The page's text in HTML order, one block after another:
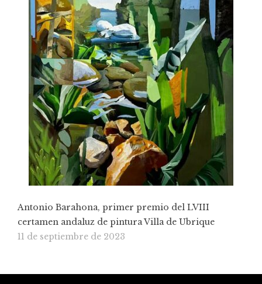
Antonio Barahona, primer premio del LVIII
certamen andaluz de pintura Villa de Ubrique
11 de septiembre de 2023